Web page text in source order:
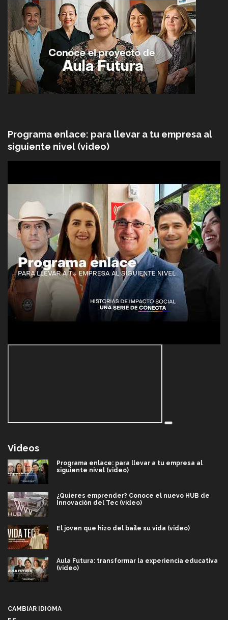
Programa enlace: para llevar a tu empresa al
siguiente nivel (video)
Videos
Programa enlace: para llevar a tu empresa al
siguiente nivel (video)
¿Quieres emprender? Conoce el nuevo HUB de
Innovación del Tec (video)
El joven que hizo del baile su vida (video)
Aula Futura: transformar la experiencia educativa
(video)
CAMBIAR IDIOMA